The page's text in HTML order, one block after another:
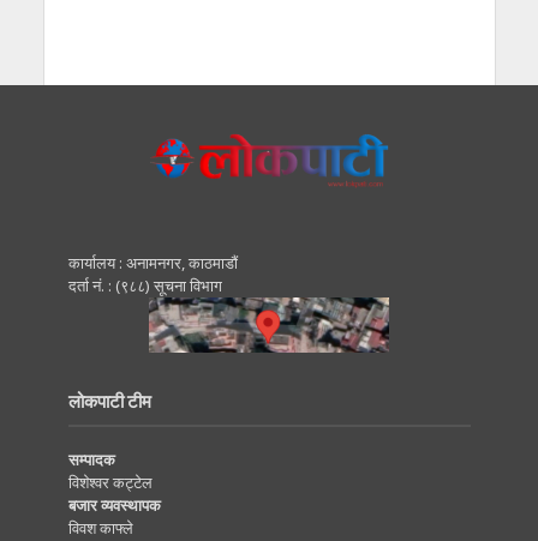
कार्यालय : अनामनगर, काठमाडाैं
दर्ता नं. : (९८८) सूचना विभाग
लोकपाटी टीम
सम्पादक
विशेश्वर कट्टेल
बजार व्यवस्थापक
विवश काफ्ले